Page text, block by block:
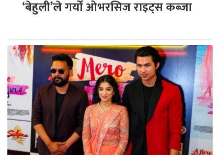
‘बेहुली’ले गर्यो ओभरसिज राइट्स कब्जा